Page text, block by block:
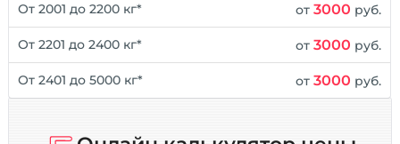
От 2001 до 2200 кг* от3000 руб.
От 2201 до 2400 кг* от3000 руб.
От 2401 до 5000 кг* от3000 руб.